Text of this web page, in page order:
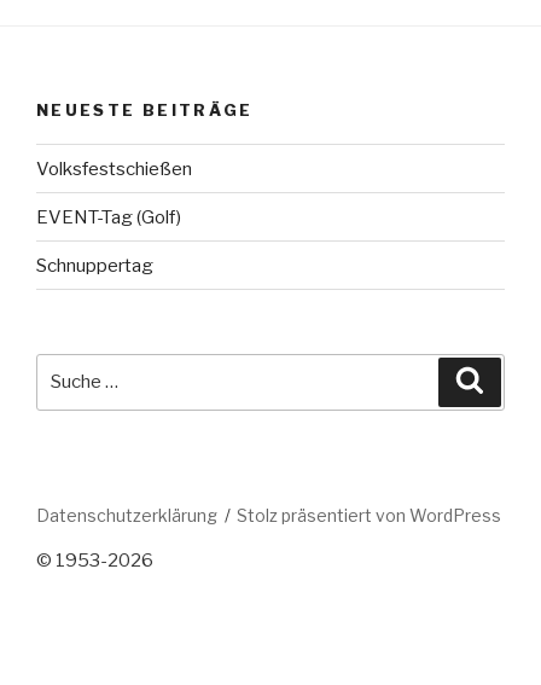
NEUESTE BEITRÄGE
Volksfestschießen
EVENT-Tag (Golf)
Schnuppertag
Datenschutzerklärung Stolz präsentiert von WordPress
© 1953-2026